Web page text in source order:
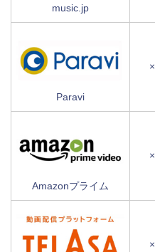
music.jp
Paravi
×
Amazonプライム
×
×